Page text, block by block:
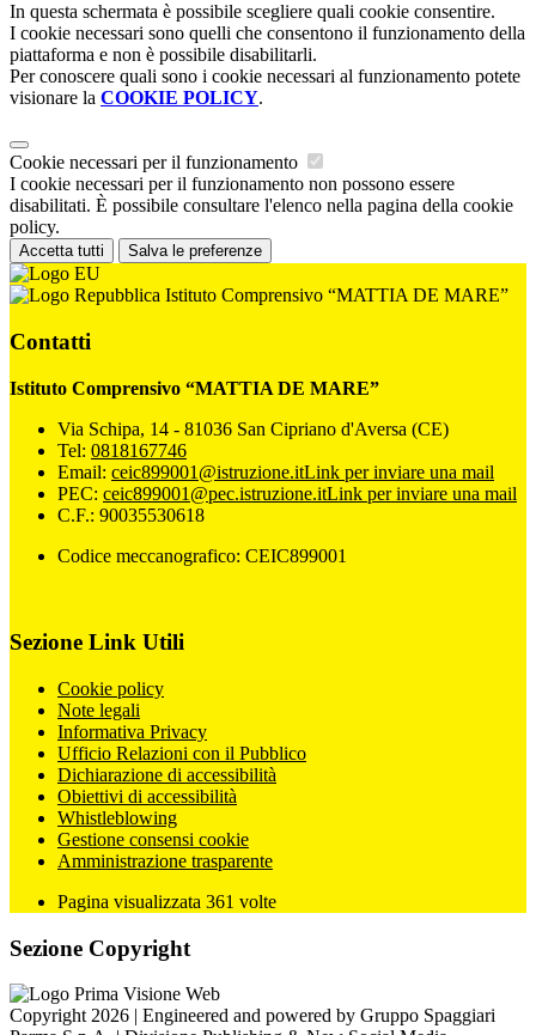
In questa schermata è possibile scegliere quali cookie consentire.
I cookie necessari sono quelli che consentono il funzionamento della
piattaforma e non è possibile disabilitarli.
Per conoscere quali sono i cookie necessari al funzionamento potete
visionare la COOKIE POLICY.
Cookie necessari per il funzionamento
I cookie necessari per il funzionamento non possono essere
disabilitati. È possibile consultare l'elenco nella pagina della cookie
policy.
Accetta tutti Salva le preferenze
Istituto Comprensivo “MATTIA DE MARE”
Contatti
Istituto Comprensivo “MATTIA DE MARE”
Via Schipa, 14 - 81036 San Cipriano d'Aversa (CE)
Tel: 0818167746
Email: ceic899001@istruzione.itLink per inviare una mail
PEC: ceic899001@pec.istruzione.itLink per inviare una mail
C.F.: 90035530618
Codice meccanografico: CEIC899001
Sezione Link Utili
Cookie policy
Note legali
Informativa Privacy
Ufficio Relazioni con il Pubblico
Dichiarazione di accessibilità
Obiettivi di accessibilità
Whistleblowing
Gestione consensi cookie
Amministrazione trasparente
Pagina visualizzata 361 volte
Sezione Copyright
Copyright 2026 | Engineered and powered by Gruppo Spaggiari